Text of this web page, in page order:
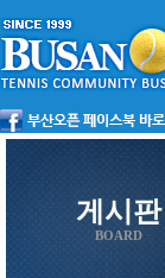
게시판
BOARD